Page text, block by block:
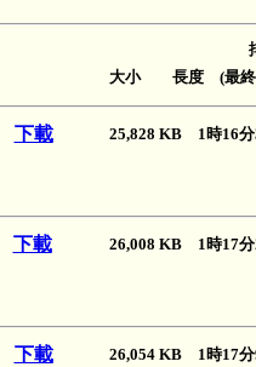
大小 長度 (最終
下載
25,828 KB 1時16
下載
26,008 KB 1時17
下載
26,054 KB 1時17